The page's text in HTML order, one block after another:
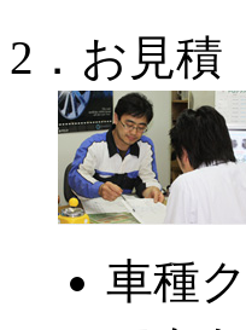
2．お見積
車種